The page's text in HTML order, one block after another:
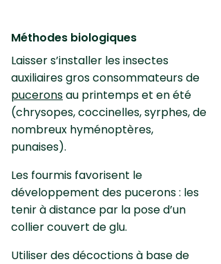
Méthodes biologiques
Laisser s’installer les insectes
auxiliaires gros consommateurs de
puceronsau printemps et en été
(chrysopes, coccinelles, syrphes, de
nombreux hyménoptères,
punaises).
Les fourmis favorisent le
développement des pucerons : les
tenir à distance par la pose d’un
collier couvert de glu.
Utiliser des décoctions à base de